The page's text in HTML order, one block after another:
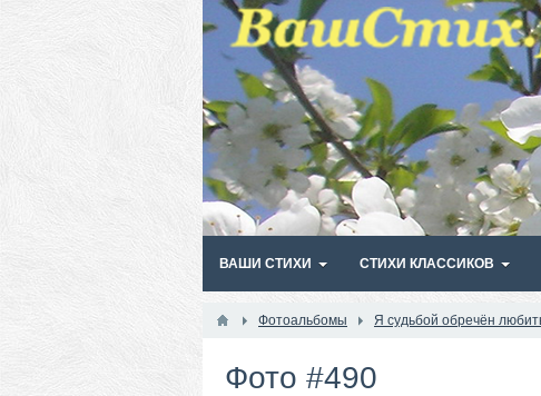
ВАШИ СТИХИ СТИХИ КЛАССИКОВ
Фотоальбомы Я судьбой обречён
Фото #490